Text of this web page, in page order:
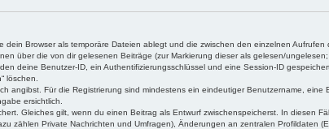
Browser als temporäre Dateien ablegt und die zwischen den einzelnen
über die von dir gelesenen Beiträge (zur Markierung dieser als gelesen/
deine Benutzer-ID, ein Authentifizierungsschlüssel und eine Session-ID
löschen.
Für die Registrierung sind mindestens ein eindeutiger Benutzername, eine
ersichtlich.
Gleiches gilt, wenn du einen Beitrag als Entwurf zwischenspeicherst. In diesen
Private Nachrichten und Umfragen), Änderungen an zentralen Profildaten